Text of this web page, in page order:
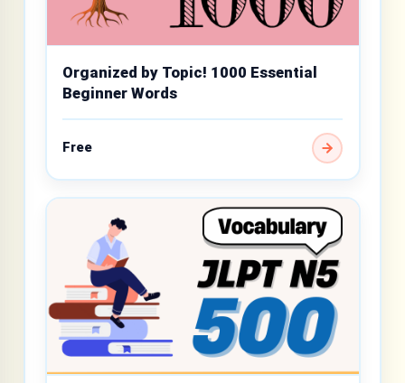
Organized by Topic! 1000 Essential
Beginner Words
Free